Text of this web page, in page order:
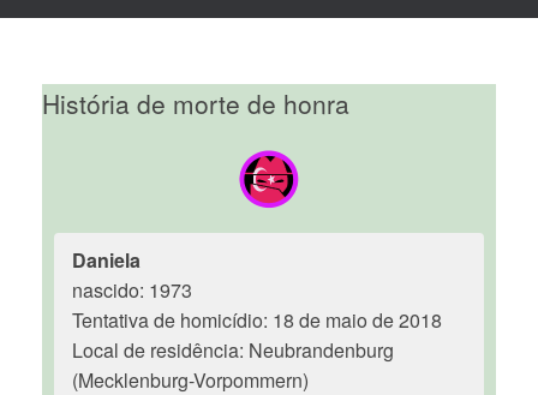
História de morte de honra
Daniela
nascido: 1973
Tentativa de homicídio: 18 de maio de 2018
Local de residência: Neubrandenburg
(Mecklenburg-Vorpommern)